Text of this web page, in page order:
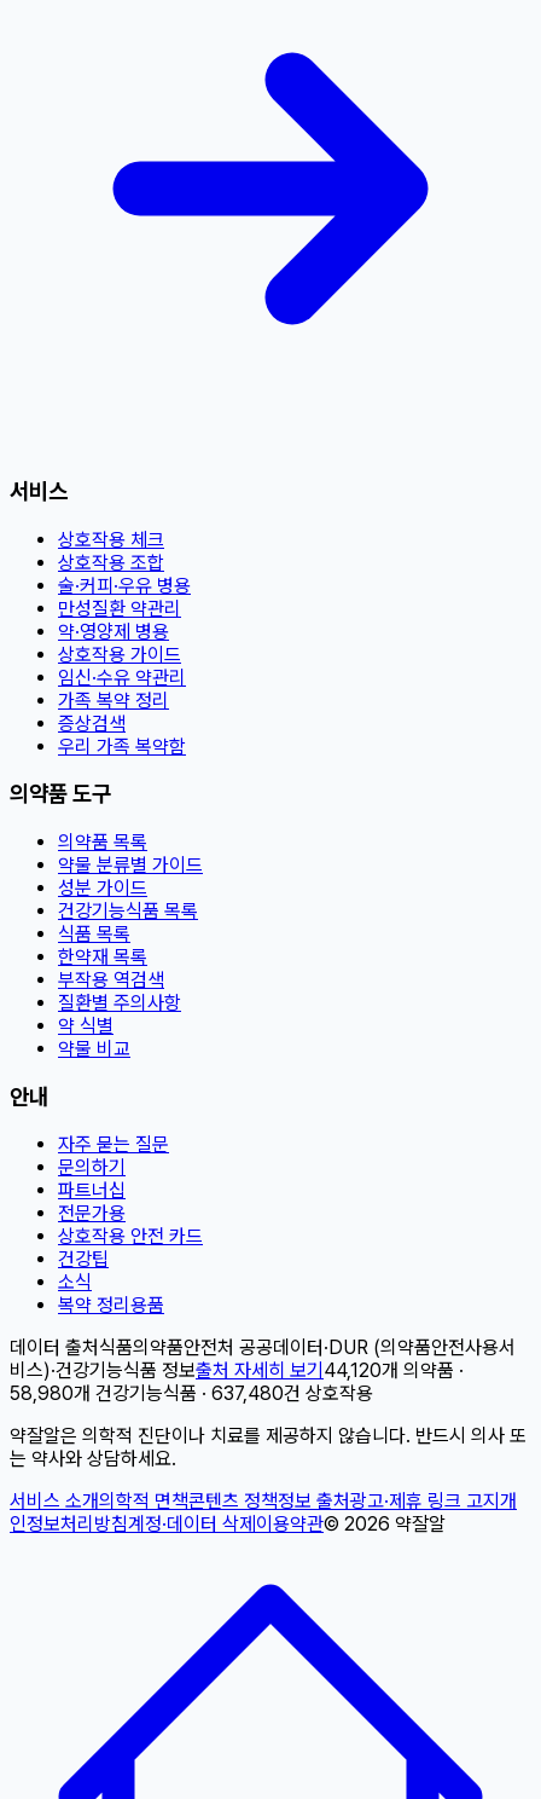
서비스
상호작용 체크
상호작용 조합
술·커피·우유 병용
만성질환 약관리
약·영양제 병용
상호작용 가이드
임신·수유 약관리
가족 복약 정리
증상검색
우리 가족 복약함
의약품 도구
의약품 목록
약물 분류별 가이드
성분 가이드
건강기능식품 목록
식품 목록
한약재 목록
부작용 역검색
질환별 주의사항
약 식별
약물 비교
안내
자주 묻는 질문
문의하기
파트너십
전문가용
상호작용 안전 카드
건강팁
소식
복약 정리용품
데이터 출처 식품의약품안전처 공공데이터 · DUR (의약품안전사용서
비스)·건강기능식품 정보출처 자세히 보기 44,120개 의약품 ·
58,980개 건강기능식품 · 637,480건 상호작용
약잘알은 의학적 진단이나 치료를 제공하지 않습니다. 반드시 의사 또
는 약사와 상담하세요.
서비스 소개의학적 면책콘텐츠 정책정보 출처광고·제휴 링크 고지 개
인정보처리방침계정·데이터 삭제 이용약관© 2026 약잘알